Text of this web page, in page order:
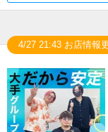
4/27 21:43 お店情報